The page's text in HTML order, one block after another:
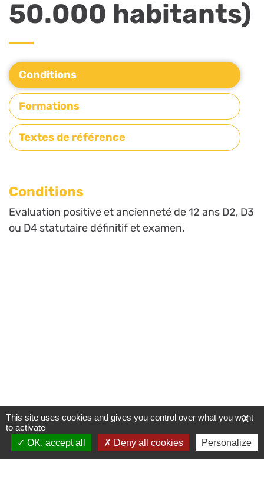
50.000 habitants)
Conditions
Formations
Textes de référence
Conditions
Evaluation positive et ancienneté de 12 ans D2, D3
ou D4 statutaire définitif et examen.
X
This site uses cookies and gives you control over what you want
to activate
OK, accept all
Deny all cookies Personalize